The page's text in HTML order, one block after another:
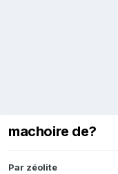
machoire de?
Par zéolite